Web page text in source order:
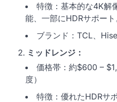
特徴：基本的な4K解
能、一部にHDRサポート
ブランド：TCL、
ミッドレンジ：
価格帯：約$600 –
度）
特徴：優れたHDRサ